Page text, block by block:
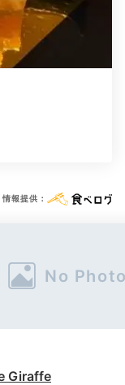
態でゆっくり入れ
情報提供：
Giraffe